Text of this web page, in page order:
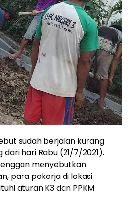
sudah berjalan kurang
hari Rabu (21/7/2021).
menyebutkan
para pekerja di lokasi
aturan K3 dan PPKM